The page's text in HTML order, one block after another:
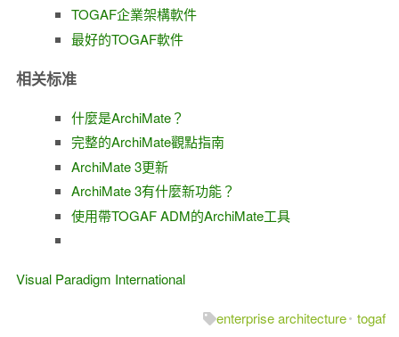
TOGAF企業架構軟件
最好的TOGAF軟件
相关标准
什麼是ArchiMate？
完整的ArchiMate觀點指南
ArchiMate 3更新
ArchiMate 3有什麼新功能？
使用帶TO​​GAF ADM的ArchiMate工具
Visual Paradigm International
enterprise architecture togaf